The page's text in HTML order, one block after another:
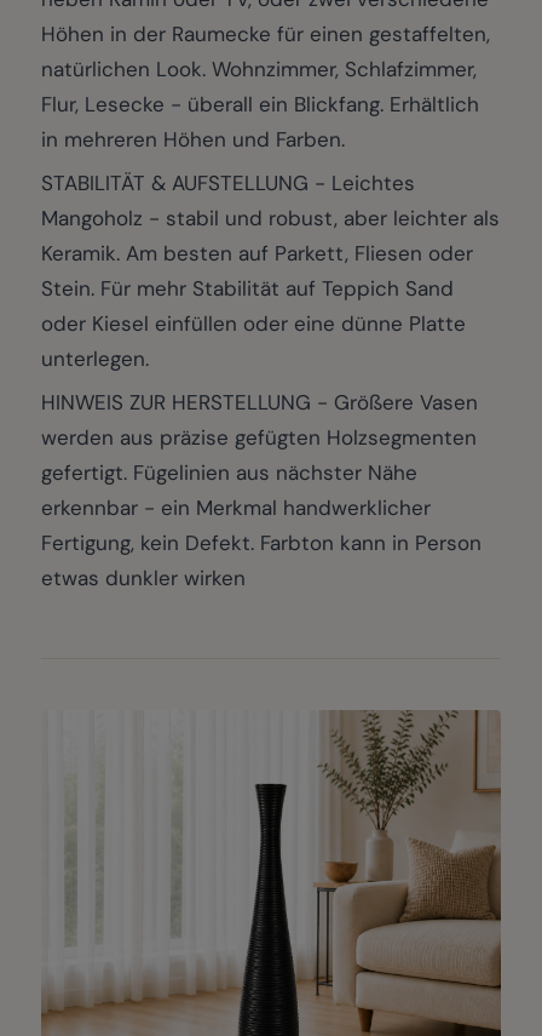
Höhen in der Raumecke für einen gestaffelten,
natürlichen Look. Wohnzimmer, Schlafzimmer,
Flur, Lesecke - überall ein Blickfang. Erhältlich
in mehreren Höhen und Farben.
STABILITÄT & AUFSTELLUNG - Leichtes
Mangoholz - stabil und robust, aber leichter als
Keramik. Am besten auf Parkett, Fliesen oder
Stein. Für mehr Stabilität auf Teppich Sand
oder Kiesel einfüllen oder eine dünne Platte
unterlegen.
HINWEIS ZUR HERSTELLUNG - Größere Vasen
werden aus präzise gefügten Holzsegmenten
gefertigt. Fügelinien aus nächster Nähe
erkennbar - ein Merkmal handwerklicher
Fertigung, kein Defekt. Farbton kann in Person
etwas dunkler wirken